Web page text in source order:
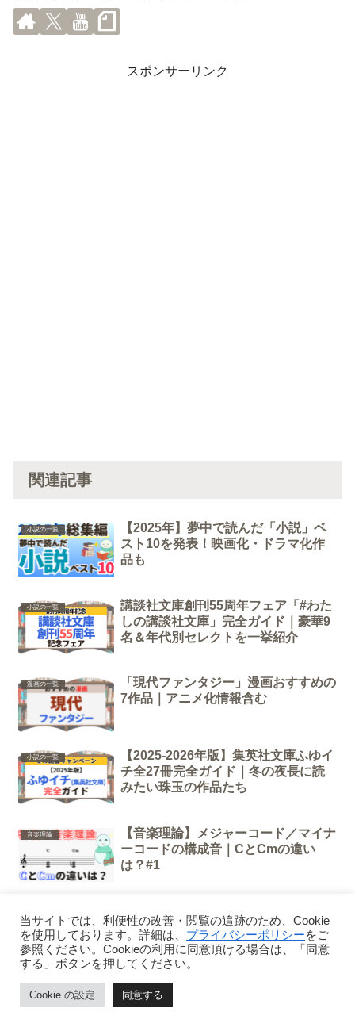
スポンサーリンク
関連記事
小説の一覧
【2025年】夢中で読んだ「小説」ベ
スト10を発表！映画化・ドラマ化作
品も
小説の一覧
講談社文庫創刊55周年フェア「#わた
しの講談社文庫」完全ガイド｜豪華9
名＆年代別セレクトを一挙紹介
漫画の一覧
「現代ファンタジー」漫画おすすめの
7作品｜アニメ化情報含む
小説の一覧
【2025-2026年版】集英社文庫ふゆイ
チ全27冊完全ガイド｜冬の夜長に読
みたい珠玉の作品たち
音楽理論
【音楽理論】メジャーコード／マイナ
ーコードの構成音｜CとCmの違い
は？#1
夏の文庫50冊2026フェア｜書店員厳
選の隠れた名作たち
当サイトでは、利便性の改善・閲覧の追跡のため、Cookie
を使用しております。詳細は、 プライバシーポリシーをご
参照ください。Cookieの利用に同意頂ける場合は、「同意
する」ボタンを押してください。
Cookie の設定 同意する